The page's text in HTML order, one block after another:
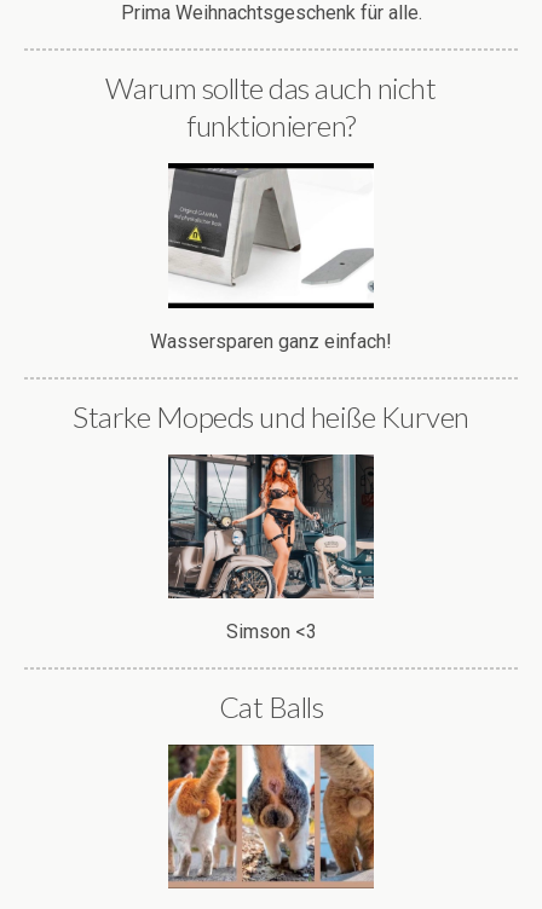
Prima Weihnachtsgeschenk für alle.
Warum sollte das auch nicht
funktionieren?
Wassersparen ganz einfach!
Starke Mopeds und heiße Kurven
Simson <3
Cat Balls